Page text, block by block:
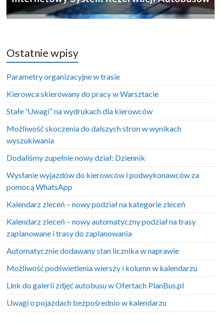
Ostatnie wpisy
Parametry organizacyjne w trasie
Kierowca skierowany do pracy w Warsztacie
Stałe 'Uwagi” na wydrukach dla kierowców
Możliwość skoczenia do dalszych stron w wynikach
wyszukiwania
Dodaliśmy zupełnie nowy dział: Dziennik
Wysłanie wyjazdów do kierowców i podwykonawców za
pomocą WhatsApp
Kalendarz zleceń – nowy podział na kategorie zleceń
Kalendarz zleceń – nowy automatyczny podział na trasy
zaplanowane i trasy do zaplanowania
Automatycznie dodawany stan licznika w naprawie
Możliwość podświetlenia wierszy i kolumn w kalendarzu
Link do galerii zdjęć autobusu w Ofertach PlanBus.pl
Uwagi o pojazdach bezpośrednio w kalendarzu